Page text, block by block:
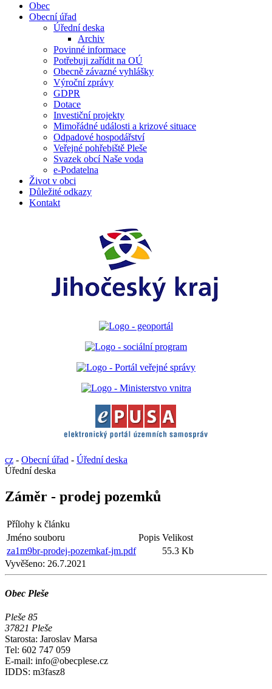
Obec
Obecní úřad
Úřední deska
Archiv
Povinné informace
Potřebuji zařídit na OÚ
Obecně závazné vyhlášky
Výroční zprávy
GDPR
Dotace
Investiční projekty
Mimořádné události a krizové situace
Odpadové hospodářství
Veřejné pohřebiště Pleše
Svazek obcí Naše voda
e-Podatelna
Život v obci
Důležité odkazy
Kontakt
cz - Obecní úřad - Úřední deska
Úřední deska
Záměr - prodej pozemků
Přílohy k článku
Jméno souboru
Popis Velikost
za1m9br-prodej-pozemkaf-jm.pdf
55.3 Kb
Vyvěšeno: 26.7.2021
Obec Pleše
Pleše 85
37821 Pleše
Starosta: Jaroslav Marsa
Tel: 602 747 059
E-mail: info@obecplese.cz
IDDS: m3fasz8